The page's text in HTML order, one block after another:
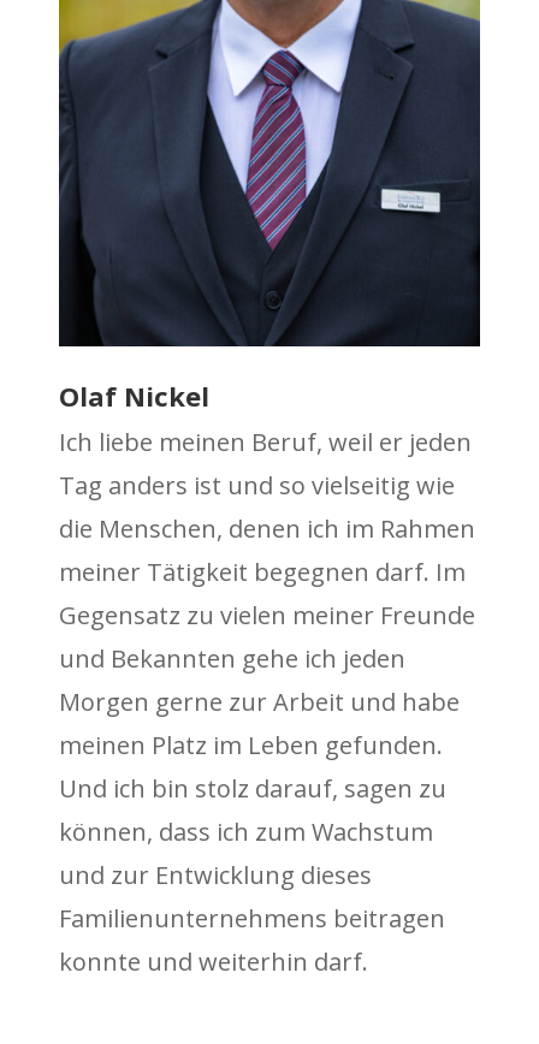
Olaf Nickel
Ich liebe meinen Beruf, weil er jeden
Tag anders ist und so vielseitig wie
die Menschen, denen ich im Rahmen
meiner Tätigkeit begegnen darf. Im
Gegensatz zu vielen meiner Freunde
und Bekannten gehe ich jeden
Morgen gerne zur Arbeit und habe
meinen Platz im Leben gefunden.
Und ich bin stolz darauf, sagen zu
können, dass ich zum Wachstum
und zur Entwicklung dieses
Familienunternehmens beitragen
konnte und weiterhin darf.